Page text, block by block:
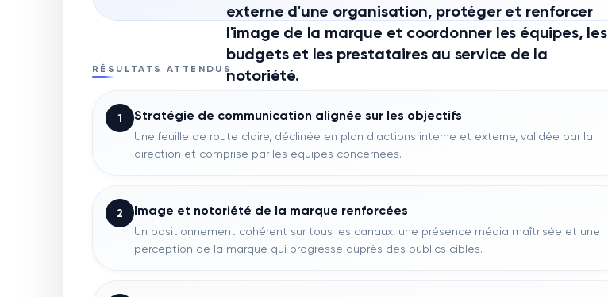
externe d'une organisation, protéger et renforcer
l'image de la marque et coordonner les équipes, les
budgets et les prestataires au service de la
notoriété.
RÉSULTATS ATTENDUS
1 Stratégie de communication alignée sur les objectifs
Une feuille de route claire, déclinée en plan d'actions interne et externe, validée par la
direction et comprise par les équipes concernées.
2 Image et notoriété de la marque renforcées
Un positionnement cohérent sur tous les canaux, une présence média maîtrisée et une
perception de la marque qui progresse auprès des publics cibles.